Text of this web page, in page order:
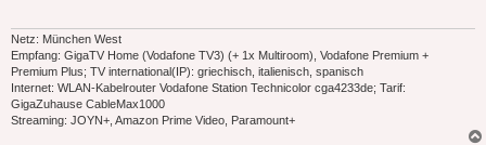
Netz: München West
Empfang: GigaTV Home (Vodafone TV3) (+ 1x Multiroom), Vodafone Premium +
Premium Plus; TV international(IP): griechisch, italienisch, spanisch
Internet: WLAN-Kabelrouter Vodafone Station Technicolor cga4233de; Tarif:
GigaZuhause CableMax1000
Streaming: JOYN+, Amazon Prime Video, Paramount+